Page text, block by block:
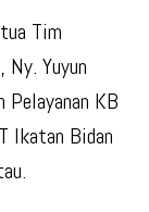
Tim
Ny. Yuyun
Pelayanan KB
Ikatan Bidan